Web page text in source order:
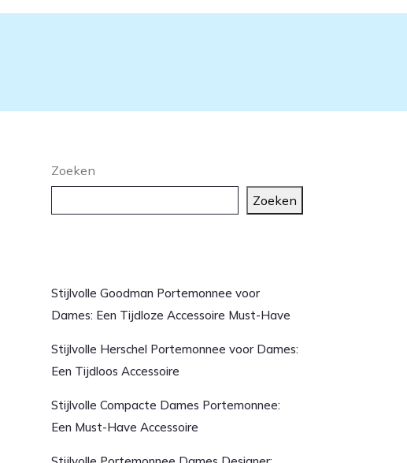
Zoeken
Zoeken
Stijlvolle Goodman Portemonnee voor
Dames: Een Tijdloze Accessoire Must-Have
Stijlvolle Herschel Portemonnee voor Dames:
Een Tijdloos Accessoire
Stijlvolle Compacte Dames Portemonnee:
Een Must-Have Accessoire